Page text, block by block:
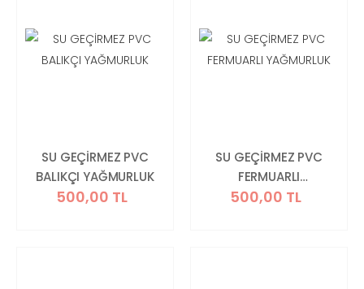
SU GEÇİRMEZ PVC
BALIKÇI YAĞMURLUK
500,00 TL
SU GEÇİRMEZ PVC
FERMUARLI
YAĞMURLUK
500,00 TL